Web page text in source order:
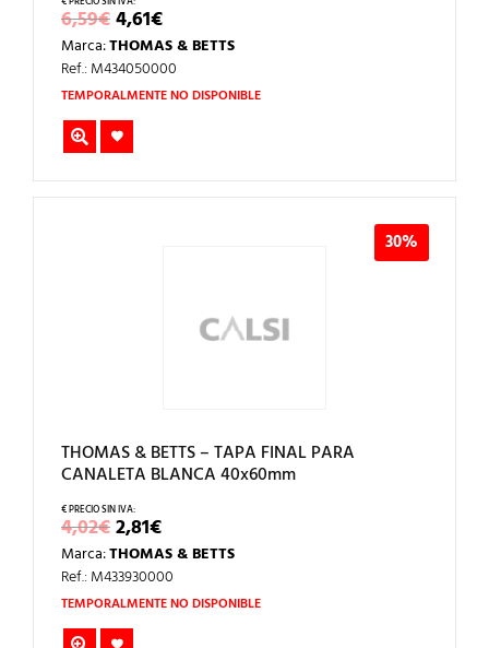
6,59€EL
PRECIO
ORIGINAL
ERA:
6,59€.
4,61€EL
PRECIO
ACTUAL
ES:
4,61€.
Marca:THOMAS & BETTS
Ref.: M434050000
TEMPORALMENTE NO DISPONIBLE
30%
THOMAS & BETTS – TAPA FINAL PARA
CANALETA BLANCA 40x60mm
4,02€EL
PRECIO
ORIGINAL
ERA:
4,02€.
2,81€EL
PRECIO
ACTUAL
ES:
2,81€.
Marca:THOMAS & BETTS
Ref.: M433930000
TEMPORALMENTE NO DISPONIBLE